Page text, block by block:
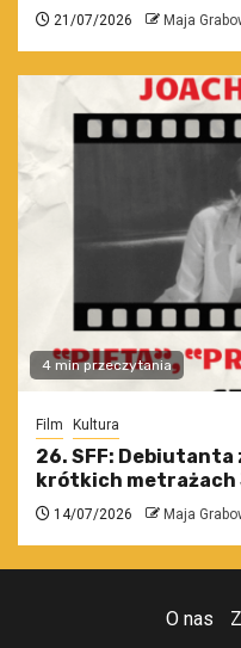
21/07/2026 Maja
4 min przeczytania
Film Kultura
26. SFF: Debiutanta
krótkich metrażach
14/07/2026 Maja
O nas